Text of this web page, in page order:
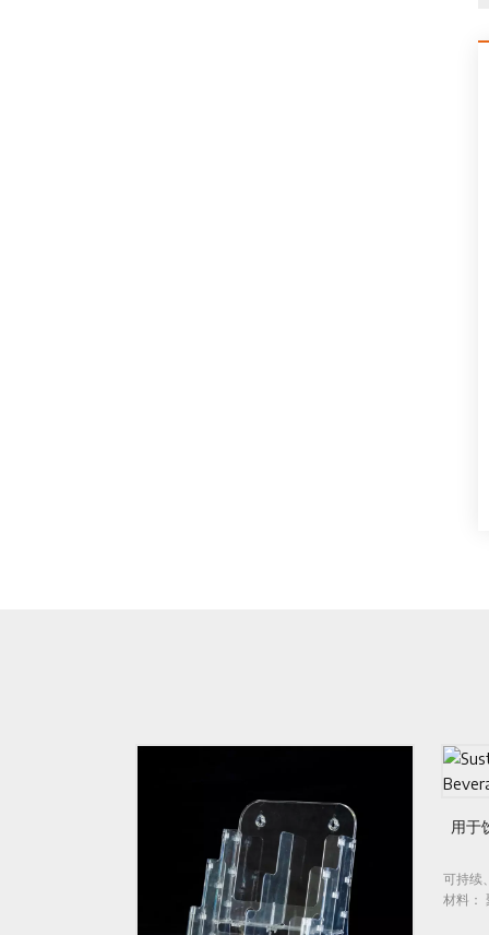
用于饮料和活动行业的可持续塑料玻璃
可持续、多功能且具有成本效益的酒具解决方
材料： 聚碳酸酯 方面： 风俗 优点：可持续性
功能性成本效益可重复使用和可回收轻便、防